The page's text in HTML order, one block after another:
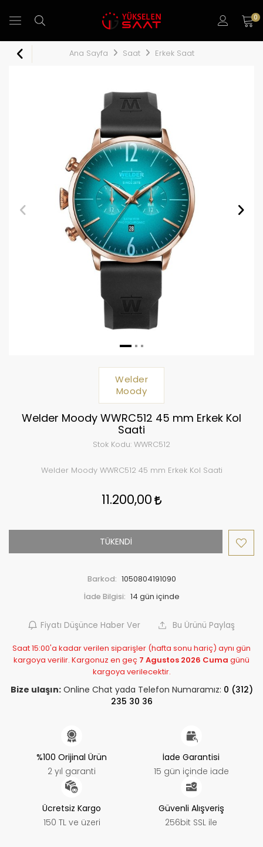
0
Ana Sayfa Saat Erkek Saat
Welder
Moody
Welder Moody WWRC512 45 mm Erkek Kol
Saati
Stok Kodu: WWRC512
Welder Moody WWRC512 45 mm Erkek Kol Saati
11.200,00
TÜKENDİ
Barkod: 1050804191090
İade Bilgisi:
Fiyatı Düşünce Haber Ver Bu Ürünü Paylaş
Saat 15:00'a kadar verilen siparişler (hafta sonu hariç) aynı gün
kargoya verilir. Kargonuz en geç 7 Agustos 2026 Cuma günü
kargoya verilecektir.
Bize ulaşın:Online Chat yada Telefon Numaramız: 0 (312)
235 30 36
%100 Orijinal Ürün
2 yıl garanti
İade Garantisi
15 gün içinde iade
Ücretsiz Kargo
150 TL ve üzeri
Güvenli Alışveriş
256bit SSL ile